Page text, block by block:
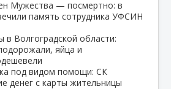
Мужества — посмертно: в
память сотрудника УФСИН
в Волгоградской области:
яйца и
под видом помощи: СК
денег с карты жительницы